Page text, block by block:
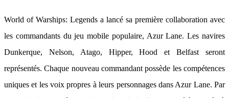
World of Warships: Legends a lancé sa première collaboration avec
les commandants du jeu mobile populaire, Azur Lane. Les navires
Dunkerque, Nelson, Atago, Hipper, Hood et Belfast seront
représentés. Chaque nouveau commandant possède les compétences
uniques et les voix propres à leurs personnages dans Azur Lane. Par